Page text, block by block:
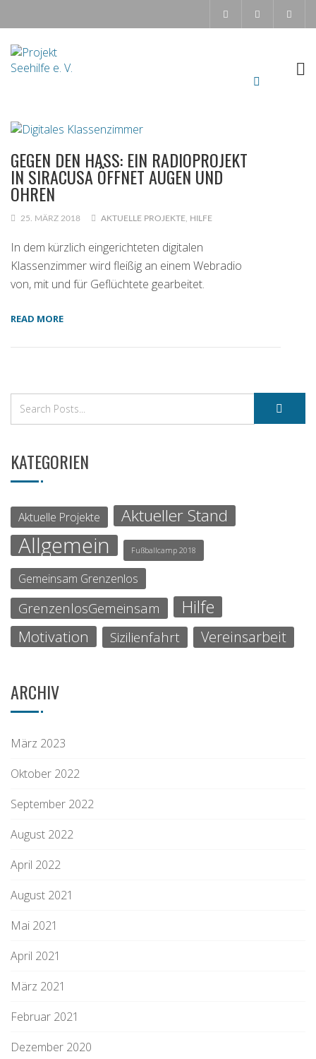
GEGEN DEN HASS: EIN RADIOPROJEKT
IN SIRACUSA ÖFFNET AUGEN UND
OHREN
25. MÄRZ 2018 AKTUELLE PROJEKTE HILFE
In dem kürzlich eingerichteten digitalen
Klassenzimmer wird fleißig an einem Webradio
von, mit und für Geflüchtete gearbeitet.
READ MORE
KATEGORIEN
Aktuelle Projekte Aktueller Stand
Allgemein Fußballcamp 2018
Gemeinsam Grenzenlos
GrenzenlosGemeinsam Hilfe
Motivation Sizilienfahrt Vereinsarbeit
ARCHIV
März 2023
Oktober 2022
September 2022
August 2022
April 2022
August 2021
Mai 2021
April 2021
März 2021
Februar 2021
Dezember 2020